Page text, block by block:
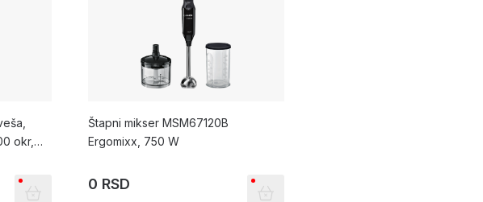
okr,
Štapni mikser MSM67120B
Ergomixx, 750 W
0 RSD